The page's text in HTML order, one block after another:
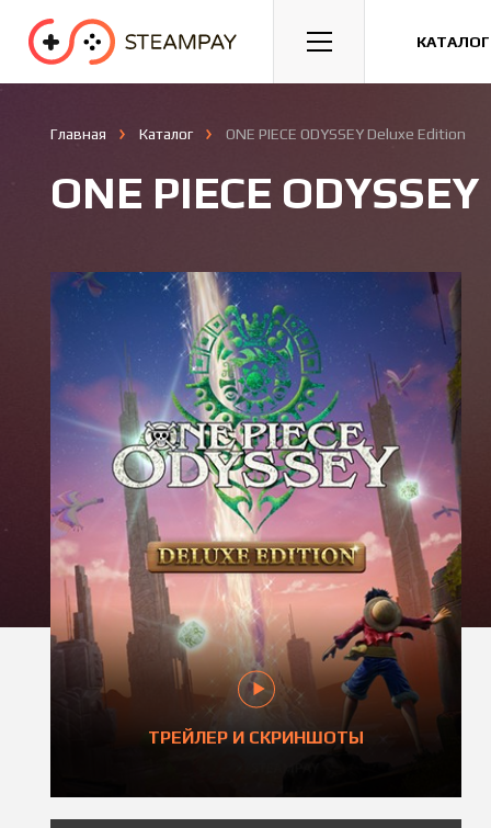
Спорт Гонки Казуальные
Главная Каталог ONE PIECE ODYSSEY Deluxe Edition
ONE PIECE
ТРЕЙЛЕР И СКРИНШОТЫ